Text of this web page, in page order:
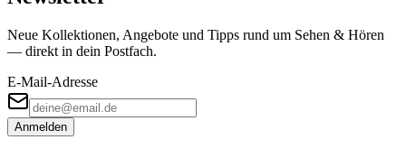
Neue Kollektionen, Angebote und Tipps rund um Sehen & Hören
— direkt in dein Postfach.
E-Mail-Adresse
Anmelden